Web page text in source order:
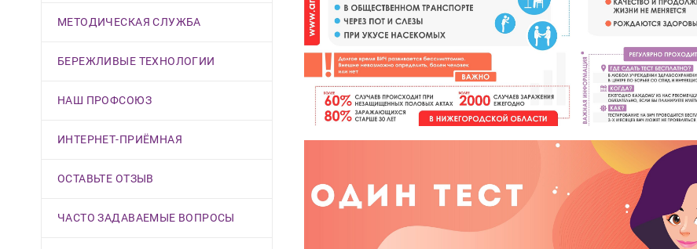
МЕТОДИЧЕСКАЯ СЛУЖБА
БЕРЕЖЛИВЫЕ ТЕХНОЛОГИИ
НАШ ПРОФСОЮЗ
ИНТЕРНЕТ-ПРИЁМНАЯ
ОСТАВЬТЕ ОТЗЫВ
ЧАСТО ЗАДАВАЕМЫЕ ВОПРОСЫ